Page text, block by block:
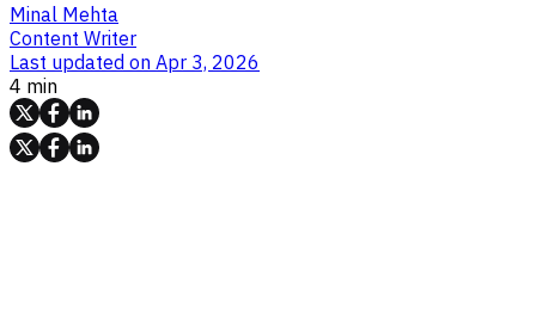
Minal Mehta
Content Writer
Last updated on Apr 3, 2026
4 min